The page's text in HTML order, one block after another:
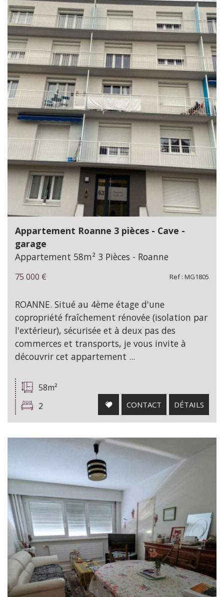
10KM 25KM
RECHERCHER
+ de critères +
Appartement Roanne 3 pièces - Cave -
garage
Appartement 58m² 3 Pièces - Roanne
75 000 € Ref : MG1805
ROANNE. Situé au 4ème étage d'une
copropriété fraîchement rénovée (isolation par
l'extérieur), sécurisée et à deux pas des
commerces et transports, je vous invite à
découvrir cet appartement ...
58m²
2
CONTACT DÉTAILS